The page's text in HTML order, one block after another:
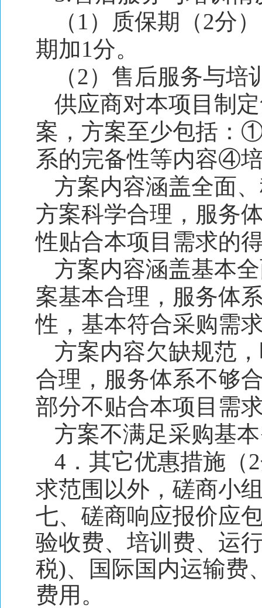
（1）质保期（2分
期加1分。
（2）售后服务与培
供应商对本项目制
案， 方案至少包括：
系的完备性等内容④
方案内容涵盖全面
方案科学合理，服务
性贴合本项目需求的
方案内容涵盖基本
案基本合理，服务体
性，基本符合采购需
方案内容欠缺规范
合理，服务体系不够
部分不贴合本项目需
方案不满足采购基
4．其它优惠措施（
求范围以外，磋商小
七、磋商响应报价应
验收费、培训费、运
税)、国际国内运输费
费用。